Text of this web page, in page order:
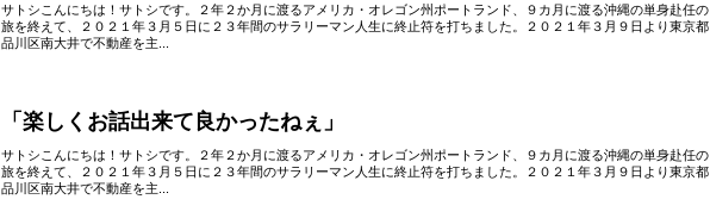
サトシこんにちは！サトシです。２年２か月に渡るアメリカ・オレゴン州ポートランド、９カ月に渡る沖縄の単身赴任の
旅を終えて、２０２１年３月５日に２３年間のサラリーマン人生に終止符を打ちました。２０２１年３月９日より東京都
品川区南大井で不動産を主...
「楽しくお話出来て良かったねぇ」
サトシこんにちは！サトシです。２年２か月に渡るアメリカ・オレゴン州ポートランド、９カ月に渡る沖縄の単身赴任の
旅を終えて、２０２１年３月５日に２３年間のサラリーマン人生に終止符を打ちました。２０２１年３月９日より東京都
品川区南大井で不動産を主...